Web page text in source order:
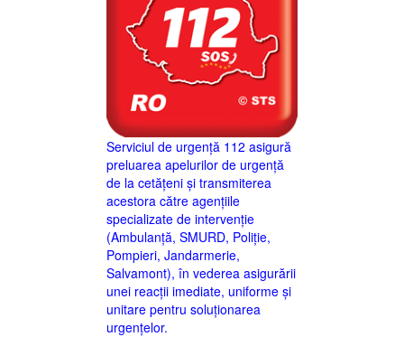
Serviciul de urgență 112 asigură
preluarea apelurilor de urgență
de la cetățeni și transmiterea
acestora către agențiile
specializate de intervenție
(Ambulanță, SMURD, Poliție,
Pompieri, Jandarmerie,
Salvamont), în vederea asigurării
unei reacții imediate, uniforme și
unitare pentru soluționarea
urgențelor.